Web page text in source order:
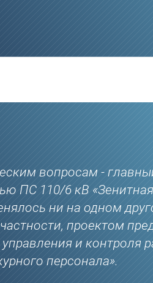
вопросам -
ПС 110/6 кВ
ни на одном
проектом
и контроля
персонала».